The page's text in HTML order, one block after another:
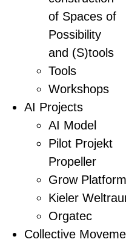
of Spaces of
Possibility
and (S)tools
Tools
Workshops
AI Projects
AI Model
Pilot Projekt
Propeller
Grow Platform
Kieler
Orgatec
Collective